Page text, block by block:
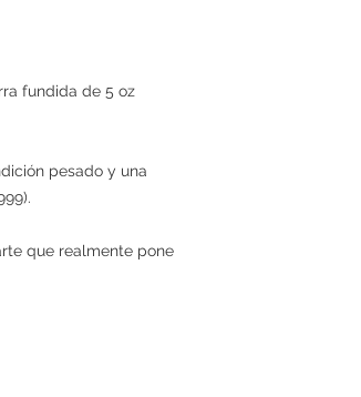
fundida de 5 oz
pesado y una
que realmente pone